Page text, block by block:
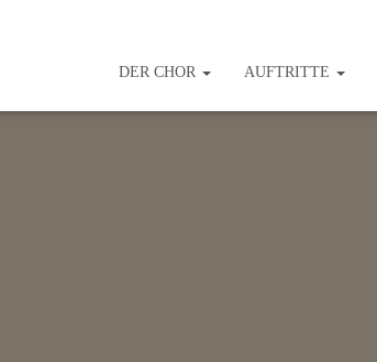
DER CHOR AUFTRITTE